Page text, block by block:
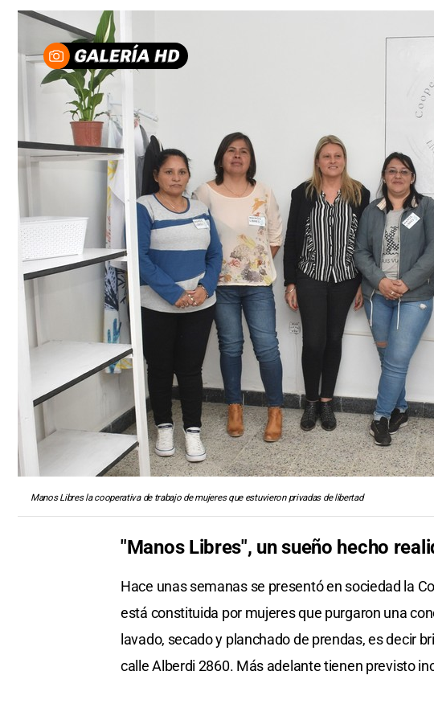
Manos Libres la cooperativa de trabajo de mujeres que estuvieron privadas de libertad
"Manos Libres", un sueño hecho
Hace unas semanas se presentó en sociedad la
está constituida por mujeres que purgaron una
lavado, secado y planchado de prendas, es decir
calle Alberdi 2860. Más adelante tienen previsto